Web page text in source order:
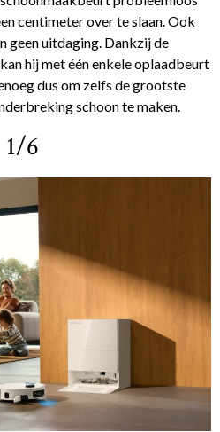
centimeter over te slaan. Ook
geen uitdaging. Dankzij de
hij met één enkele oplaadbeurt
dus om zelfs de grootste
schoon te maken.
1/6